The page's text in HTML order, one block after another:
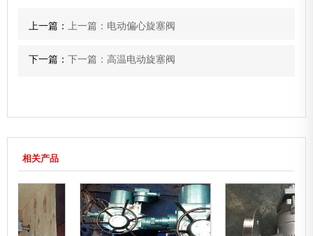
上一篇： 上一篇：电动偏心旋塞阀
下一篇：下一篇：高温电动旋塞阀
相关产品